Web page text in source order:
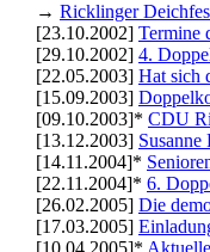
→ Ricklinger
[23.10.2002] Termine
[29.10.2002] 4.
[22.05.2003] Hat sich
[15.09.2003]
[09.10.2003]* CDU
[13.12.2003]
[14.11.2004]*
[22.11.2004]* 6.
[26.02.2005] Die
[17.03.2005]
[10.04.2005]*